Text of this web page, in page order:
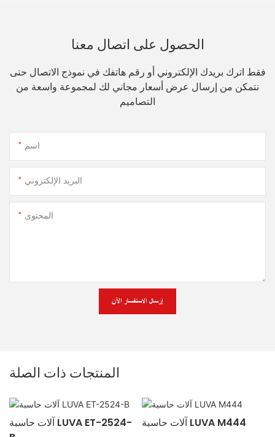
الحصول على اتصال معنا
فقط اترك بريدك الإلكتروني أو رقم هاتفك في نموذج الاتصال حتى
نتمكن من إرسال عرض أسعار مجاني لك لمجموعة واسعة من
التصاميم
اسم
البريد الإلكتروني
المحتوى
إرسال الاستفسار الآن
المنتجات ذات الصلة
آلات حاسبة LUVA ET-2524-
آلات حاسبة LUVA M444